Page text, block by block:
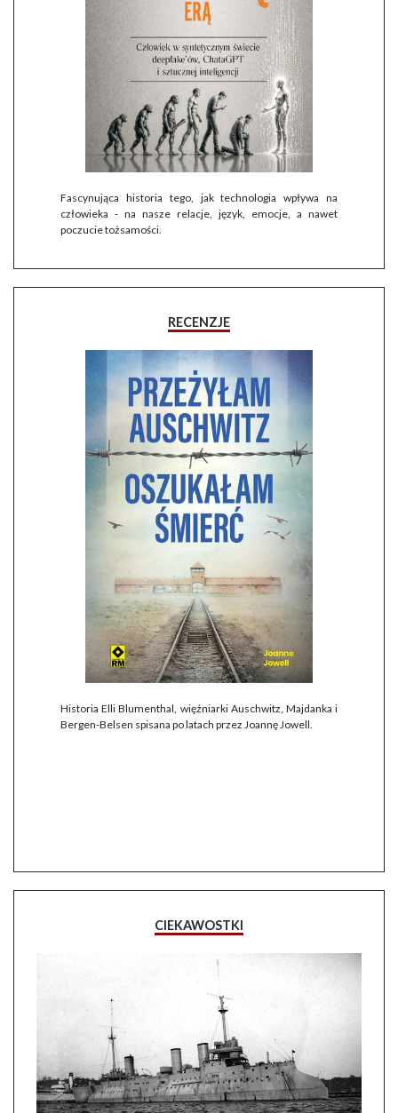
Fascynująca historia tego, jak technologia wpływa na
człowieka - na nasze relacje, język, emocje, a nawet
poczucie tożsamości.
RECENZJE
Historia Elli Blumenthal, więźniarki Auschwitz, Majdanka i
Bergen-Belsen spisana po latach przez Joannę Jowell.
CIEKAWOSTKI